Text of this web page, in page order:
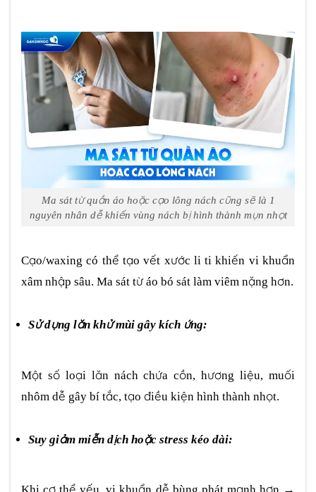
Ma sát từ quần áo hoặc cạo lông nách cũng sẽ là 1
nguyên nhân dễ khiến vùng nách bị hình thành mụn nhọt
Cạo/waxing có thể tạo vết xước li ti khiến vi khuẩn
xâm nhập sâu. Ma sát từ áo bó sát làm viêm nặng hơn.
Sử dụng lăn khử mùi gây kích ứng:
Một số loại lăn nách chứa cồn, hương liệu, muối
nhôm dễ gây bí tắc, tạo điều kiện hình thành nhọt.
Suy giảm miễn dịch hoặc stress kéo dài: